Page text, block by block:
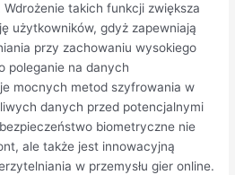
takich funkcji zwiększa
użytkowników, gdyż zapewniają
przy zachowaniu wysokiego
poleganie na danych
mocnych metod szyfrowania w
danych przed potencjalnymi
biometryczne nie
ale także jest innowacyjną
w przemysłu gier online.